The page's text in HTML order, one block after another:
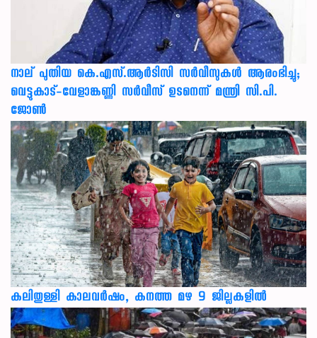
നാല് പുതിയ കെ.എസ്.ആർടിസി സർവീസുകൾ ആരംഭിച്ചു;
വെട്ടുകാട്-വേളാങ്കണ്ണി സർവീസ് ഉടനെന്ന് മന്ത്രി സി.പി.
ജോൺ
കലിതുള്ളി കാലവർഷം, കനത്ത മഴ 9 ജില്ലകളിൽ